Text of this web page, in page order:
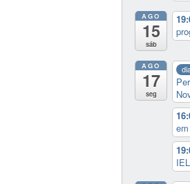
AGO
15
sáb
AGO
17
seg